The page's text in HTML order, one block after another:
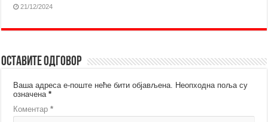
21/12/2024
Оставите одговор
Ваша адреса е-поште неће бити објављена. Неопходна поља су
означена*
Коментар*